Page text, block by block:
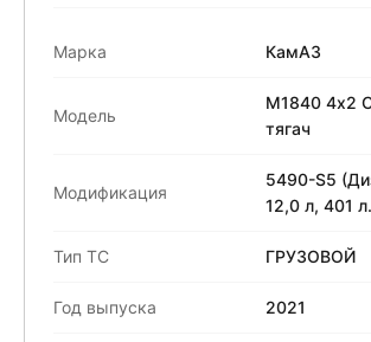
Марка КамАЗ
Модель
М1840 4x2
тягач
Модификация
5490-S5
12,0 л, 401
Тип ТС ГРУЗОВОЙ
Год выпуска 2021